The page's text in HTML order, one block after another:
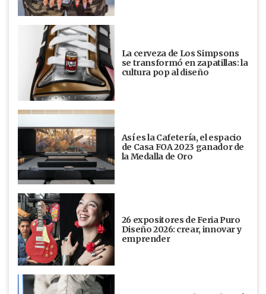
La cerveza de Los Simpsons
se transformó en zapatillas: la
cultura pop al diseño
Así es la Cafetería, el espacio
de Casa FOA 2023 ganador de
la Medalla de Oro
26 expositores de Feria Puro
Diseño 2026: crear, innovar y
emprender